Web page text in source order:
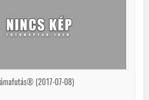
(2017-07-08)